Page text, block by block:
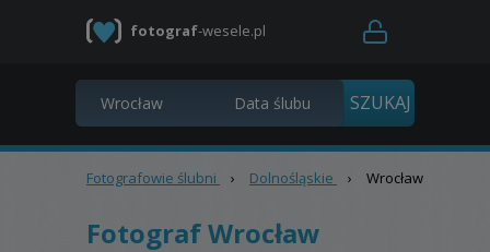
fotograf-wesele.pl
Fotografowie ślubni › Dolnośląskie › Wrocław
Fotograf Wrocław